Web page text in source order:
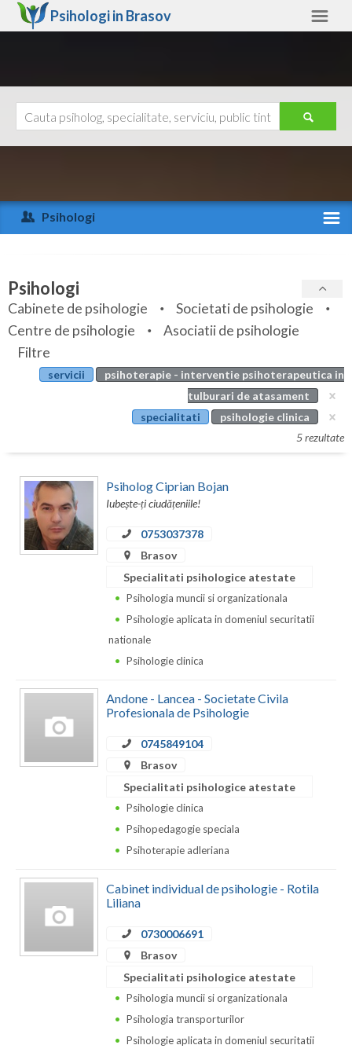
Psihologi in Brasov
Arad
Arges
Bihor
Bistrita-Nasaud
Botosani
Bucuresti
Buzau
Calarasi
Caras-Severin
Galati
Giurgiu
Ilfov
Ajutor
Psihologi
Specialitati
Servicii
Articole
Evenimente
Psihologi
Cabinete de psihologie
Societati de psihologie
Centre de psihologie
Asociatii de psihologie
Filtre
servicii
psihoterapie - interventie psihoterapeutica in
tulburari de atasament
specialitati
psihologie clinica
5 rezultate
Psiholog Ciprian Bojan
Iubește-ți ciudățeniile!
0753037378
Brasov
Specialitati psihologice atestate
Psihologia muncii si organizationala
Psihologie aplicata in domeniul securitatii
nationale
Psihologie clinica
Andone - Lancea - Societate Civila
Profesionala de Psihologie
0745849104
Brasov
Specialitati psihologice atestate
Psihologie clinica
Psihopedagogie speciala
Psihoterapie adleriana
Cabinet individual de psihologie - Rotila
Liliana
0730006691
Brasov
Specialitati psihologice atestate
Psihologia muncii si organizationala
Psihologia transporturilor
Psihologie aplicata in domeniul securitatii